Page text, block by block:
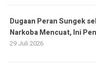
Dugaan Peran Sungek
Narkoba Mencuat, Ini
29 Juli 2026